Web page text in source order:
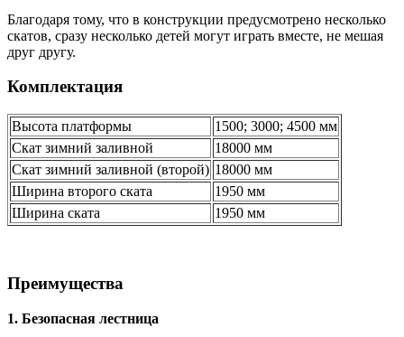
Благодаря тому, что в конструкции предусмотрено несколько
скатов, сразу несколько детей могут играть вместе, не мешая
друг другу.
Комплектация
Высота платформы
1500; 3000; 4500 мм
Скат зимний заливной
18000 мм
Скат зимний заливной (второй) 18000 мм
Ширина второго ската
1950 мм
Ширина ската
1950 мм
Преимущества
1. Безопасная лестница